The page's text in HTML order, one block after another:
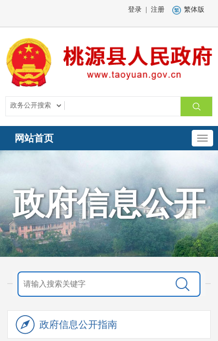
登录 注册 繁体版
网站首页
政府信息公开
政府信息公开指南